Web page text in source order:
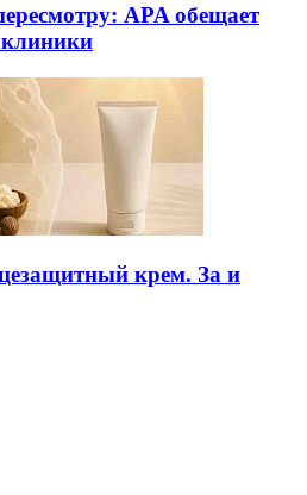
APA обещает
крем. За и